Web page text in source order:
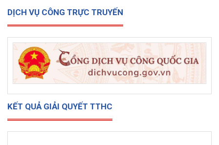
DỊCH VỤ CÔNG TRỰC TRUYẾN
KẾT QUẢ GIẢI QUYẾT TTHC